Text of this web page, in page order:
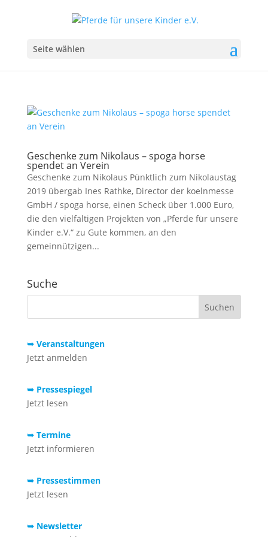
Seite wählen
Geschenke zum Nikolaus – spoga horse
spendet an Verein
Geschenke zum Nikolaus Pünktlich zum Nikolaustag
2019 übergab Ines Rathke, Director der koelnmesse
GmbH / spoga horse, einen Scheck über 1.000 Euro,
die den vielfältigen Projekten von „Pferde für unsere
Kinder e.V.“ zu Gute kommen, an den
gemeinnützigen...
Suche
➥ Veranstaltungen
Jetzt anmelden
➥ Pressespiegel
Jetzt lesen
➥ Termine
Jetzt informieren
➥ Pressestimmen
Jetzt lesen
➥ Newsletter